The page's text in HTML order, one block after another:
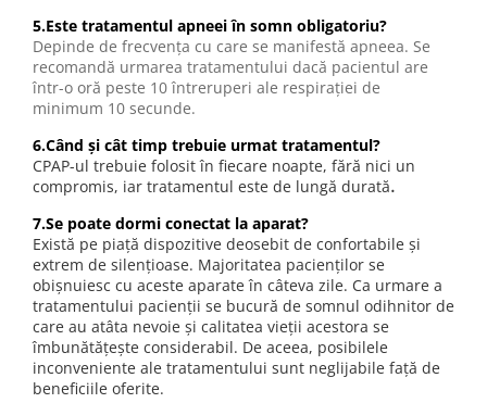
5.Este tratamentul apneei în somn obligatoriu?
Depinde de frecvenţa cu care se manifestă apneea. Se
recomandă urmarea tratamentului dacă pacientul are
într-o oră peste 10 întreruperi ale respiraţiei de
minimum 10 secunde.
6.Când şi cât timp trebuie urmat tratamentul?
CPAP-ul trebuie folosit în fiecare noapte, fără nici un
compromis, iar tratamentul este de lungă durată.
7.Se poate dormi conectat la aparat?
Există pe piaţă dispozitive deosebit de confortabile şi
extrem de silenţioase. Majoritatea pacienţilor se
obişnuiesc cu aceste aparate în câteva zile. Ca urmare a
tratamentului pacienţii se bucură de somnul odihnitor de
care au atâta nevoie şi calitatea vieţii acestora se
îmbunătăţeşte considerabil. De aceea, posibilele
inconveniente ale tratamentului sunt neglijabile faţă de
beneficiile oferite.